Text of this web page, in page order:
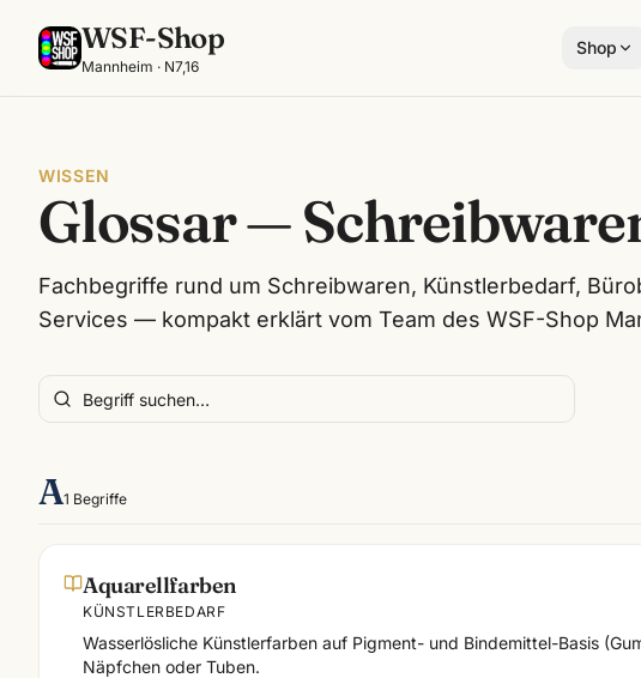
WSF-Shop
Mannheim · N7,16
Shop
WISSEN
Glossar —
Fachbegriffe rund um Schreibwaren, Künstlerbedarf,
Services — kompakt erklärt vom Team des WSF-Shop
A1 Begriffe
Aquarellfarben
KÜNSTLERBEDARF
Wasserlösliche Künstlerfarben auf Pigment- und Bindemittel-Basis
Näpfchen oder Tuben.